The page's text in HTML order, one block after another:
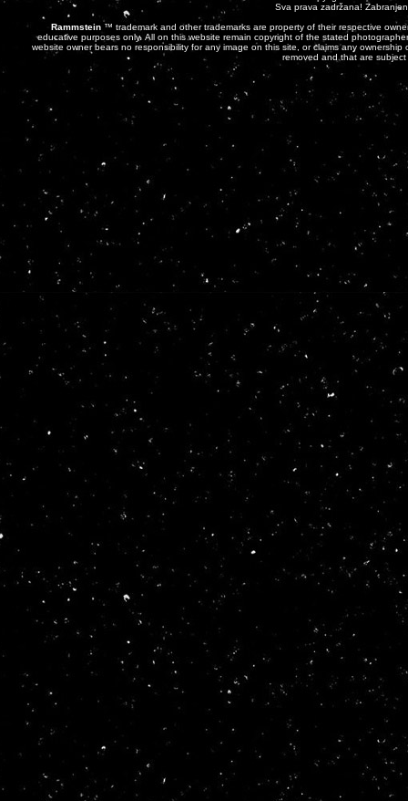
Sva prava zadržana!
Rammstein ™ trademark and other trademarks are property of their respective
educative purposes only. All on this website remain copyright of the stated
website owner bears no responsibility for any image on this site, or claims any
removed and that are